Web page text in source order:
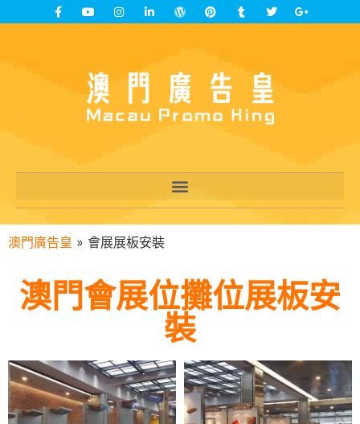
澳門廣告皇 » 會展展板安裝
澳門會展位攤位展板安
裝